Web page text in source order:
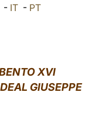
العربيّة - IT - PT
XVI
GIUSEPPE